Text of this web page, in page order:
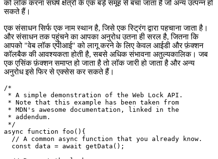
निपटने के लिए अधिक परिष्कृत टूल की इच्छा पैदा होती है।
ताला संसाधनों तक पहुंच का अनुरोध करने के लिए एक तंत्र है और गारंटी है कि
किसी भी समय केवल एक प्रक्रिया में वास्तव में पहुंच है। इस तरह से संसाधनों
को लॉक करना संघर्ष क्षेत्रों के एक बड़े समूह से बचा जाता है जो अन्य उत्पन्न हो
सकते हैं।
एक संसाधन सिर्फ एक नाम स्थान है, जिसे एक स्ट्रिंग द्वारा पहचाना जाता है।
और संसाधन तक पहुंचने का आपका अनुरोध उतना ही सरल है, जितना कि
आपको "वेब लॉक एपीआई" को लागू करने के लिए केवल आईडी और फ़ंक्शन
कॉलबैक की आवश्यकता होती है, सबसे अधिक संभावना अतुल्यकालिक। जब
एक एसिंक फ़ंक्शन समाप्त हो जाता है तो लॉक जारी हो जाता है और अन्य
अनुरोध इसे फिर से एक्सेस कर सकते हैं।
/*
* A simple demonstration of the Web Lock API.
* Note that this example has been taken from
* MDN's awesome documentation, linked in the